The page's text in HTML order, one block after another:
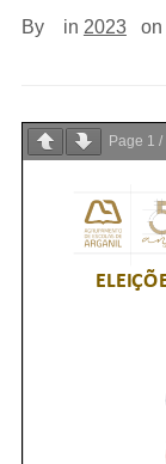
By in 2023 on
Page 1 /